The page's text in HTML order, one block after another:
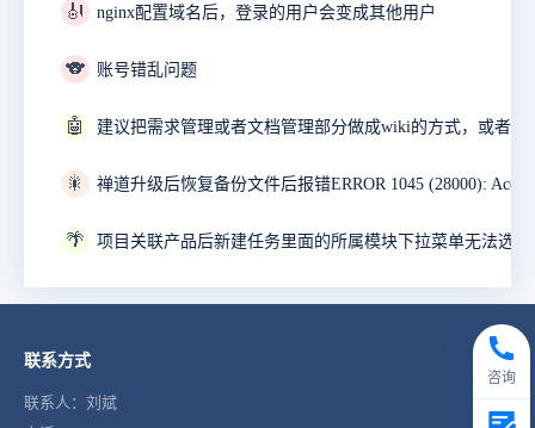
🎻 nginx配置域名后，登录的用户会变成其他用户
🐨 账号错乱问题
🤖
🎇
🌴 项目关联产品后新建任务里面的所属模块下拉菜单无法选择
联系方式
联系人：刘斌
咨询